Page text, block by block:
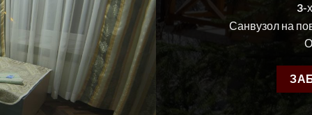
3-
Санвузол на